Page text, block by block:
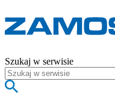
Szukaj w serwisie